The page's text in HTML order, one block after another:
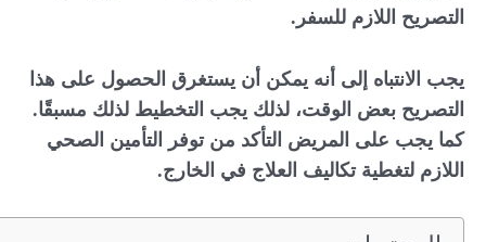
التصريح اللازم للسفر.
يجب الانتباه إلى أنه يمكن أن يستغرق الحصول على هذا
التصريح بعض الوقت، لذلك يجب التخطيط لذلك مسبقًا.
كما يجب على المريض التأكد من توفر التأمين الصحي
اللازم لتغطية تكاليف العلاج في الخارج.